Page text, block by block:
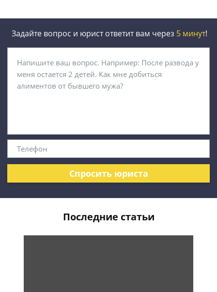
Задайте вопрос и юрист ответит вам через 5 минут!
Спросить юриста
Последние статьи